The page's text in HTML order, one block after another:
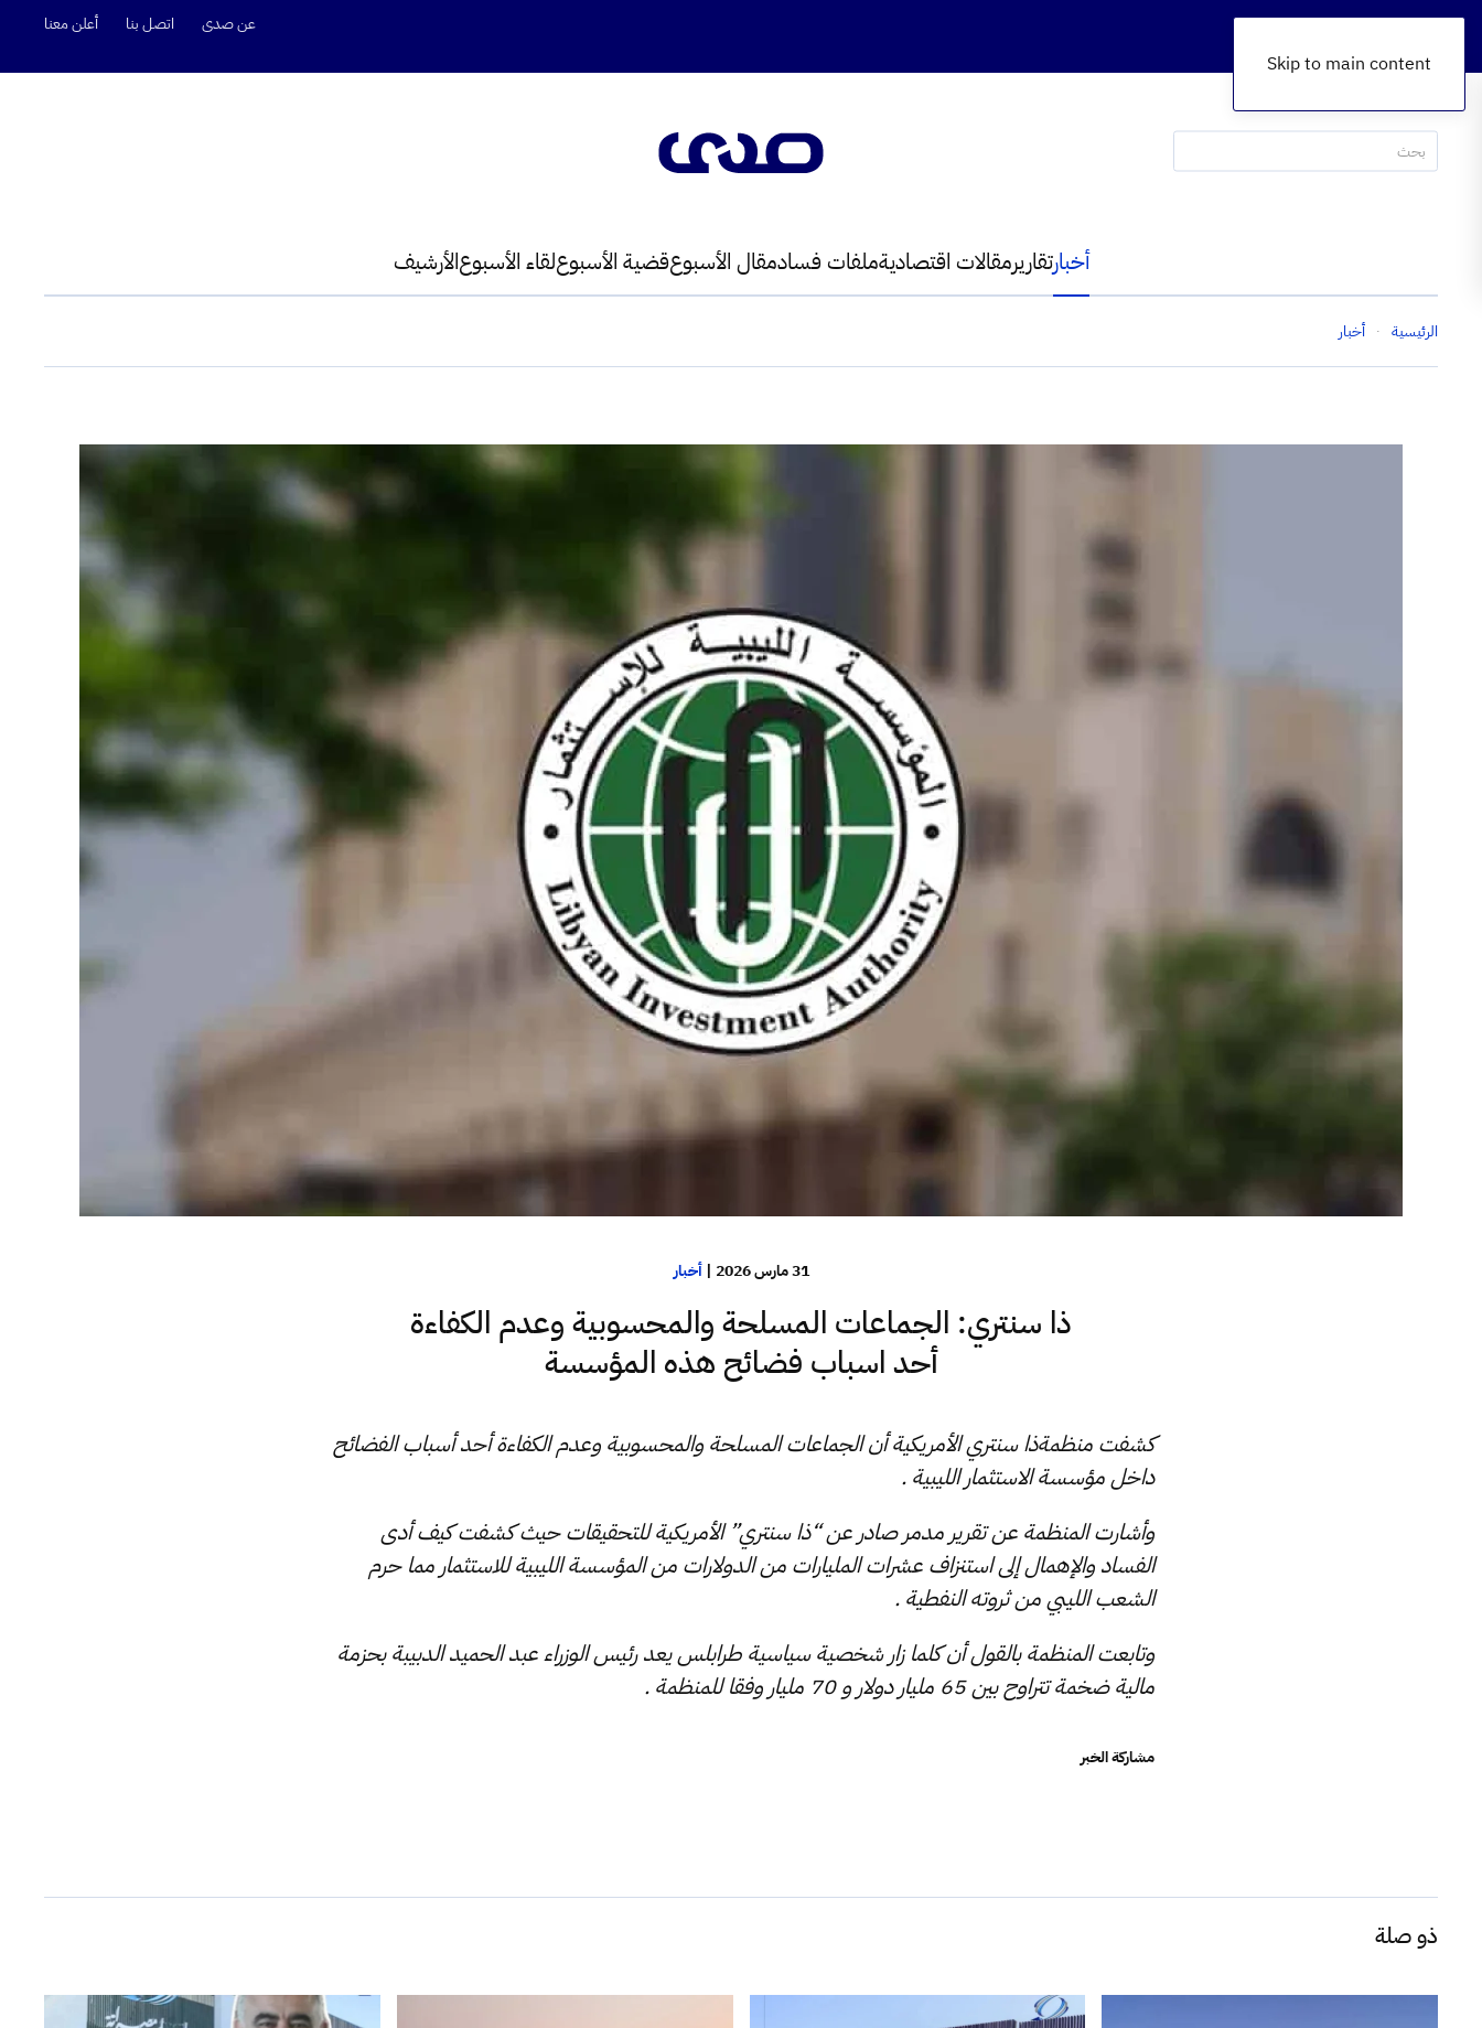
Skip to main content
عن صدى اتصل بنا أعلن معنا
أخبارتقاريرمقالات اقتصاديةملفات فسادمقال الأسبوعقضية الأسبوعلقاء الأسبوعالأرشيف
الرئيسية أخبار
31 مارس 2026 |أخبار
ذا سنتري: الجماعات المسلحة والمحسوبية وعدم الكفاءة
أحد اسباب فضائح هذه المؤسسة
كشفت منظمةذا سنتري الأمريكية أن الجماعات المسلحة والمحسوبية وعدم الكفاءة أحد أسباب الفضائح
داخل مؤسسة الاستثمار الليبية .
وأشارت المنظمة عن تقرير مدمر صادر عن “ذا سنتري” الأمريكية للتحقيقات حيث كشفت كيف أدى
الفساد والإهمال إلى استنزاف عشرات المليارات من الدولارات من المؤسسة الليبية للاستثمار مما حرم
الشعب الليبي من ثروته النفطية .
وتابعت المنظمة بالقول أن كلما زار شخصية سياسية طرابلس يعد رئيس الوزراء عبد الحميد الدبيبة بحزمة
مالية ضخمة تتراوح بين 65 مليار دولار و 70 مليار وفقا للمنظمة .
مشاركة الخبر
ذو صلة